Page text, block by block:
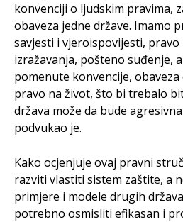
konvenciji o ljudskim pravima,
obaveza jedne države. Imamo
savjesti i vjeroispovijesti, pravo
izražavanja, pošteno suđenje,
pomenute konvencije,
pravo na život, što bi trebalo
država može da bude
podvukao je.
Kako ocjenjuje ovaj pravni
razviti vlastiti sistem zaštite, a
primjere i modele drugih
potrebno osmisliti efikasan i